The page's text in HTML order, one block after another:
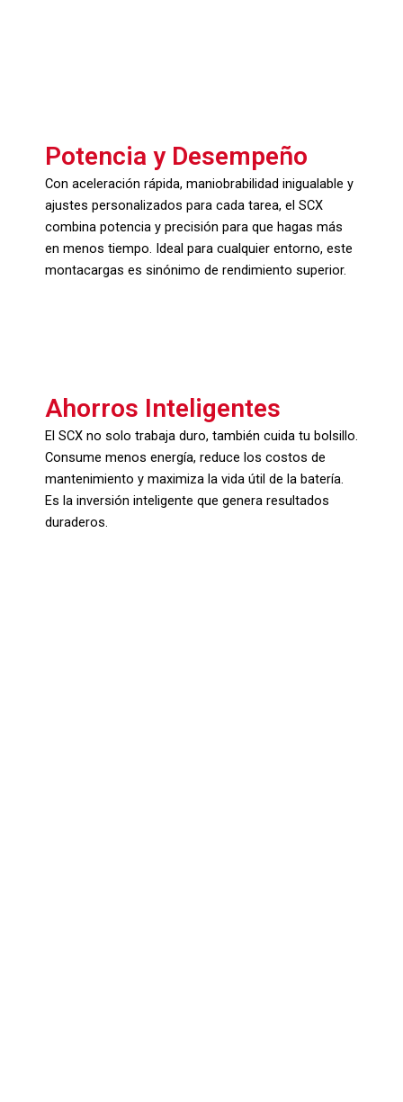
Potencia y Desempeño
Con aceleración rápida, maniobrabilidad inigualable y
ajustes personalizados para cada tarea, el SCX
combina potencia y precisión para que hagas más
en menos tiempo. Ideal para cualquier entorno, este
montacargas es sinónimo de rendimiento superior.
Ahorros Inteligentes
El SCX no solo trabaja duro, también cuida tu bolsillo.
Consume menos energía, reduce los costos de
mantenimiento y maximiza la vida útil de la batería.
Es la inversión inteligente que genera resultados
duraderos.